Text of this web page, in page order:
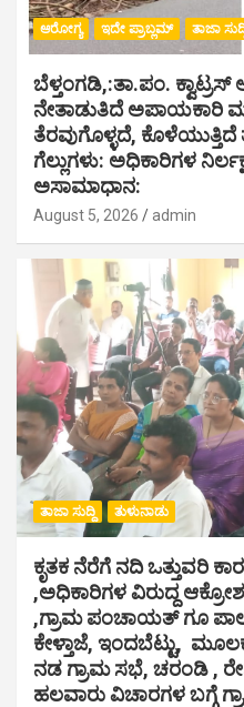
ಆರೋಗ್ಯ ಇದೇ ಪ್ರಾಬ್ಲಮ್ ತಾಜಾ
ಬೆಳ್ತಂಗಡಿ,:ತಾ.ಪಂ‌.
ನೇತಾಡುತಿದೆ ಅಪಾಯಕಾರಿ
ತೆರವುಗೊಳ್ಳದೆ,
ಗೆಲ್ಲುಗಳು: ಅಧಿಕಾರಿಗಳ
ಅಸಾಮಾಧಾನ:
August 5, 2026 admin
ತಾಜಾ ಸುದ್ದಿ ತುಳುನಾಡು
ಕೃತಕ ನೆರೆಗೆ ನದಿ ಒತ್ತುವರಿ
,ಅಧಿಕಾರಿಗಳ ವಿರುದ್ದ
,ಗ್ರಾಮ ಪಂಚಾಯತ್ ಗೂ
ಕೇಳ್ತಾಜೆ, ಇಂದಬೆಟ್ಟು,
ನಡ ಗ್ರಾಮ ಸಭೆ, ಚರಂಡಿ ,
ಹಲವಾರು ವಿಚಾರಗಳ ಬಗ್ಗೆ